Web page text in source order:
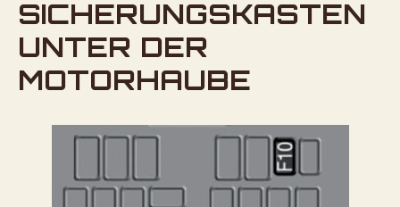
SICHERUNGSKASTEN
UNTER DER
MOTORHAUBE